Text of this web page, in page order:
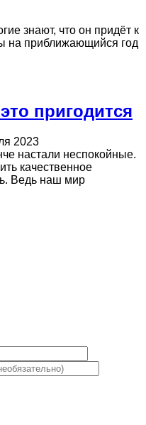
знают, что он придёт к
на приближающийся год
пригодится
2023
настали неспокойные.
качественное
Ведь наш мир